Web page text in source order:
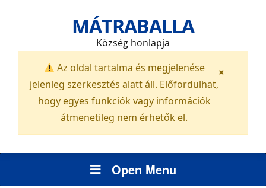
MÁTRABALLA
Község honlapja
Az oldal tartalma és megjelenése
jelenleg szerkesztés alatt áll. Előfordulhat,
hogy egyes funkciók vagy információk
átmenetileg nem érhetők el.
×
Open Menu